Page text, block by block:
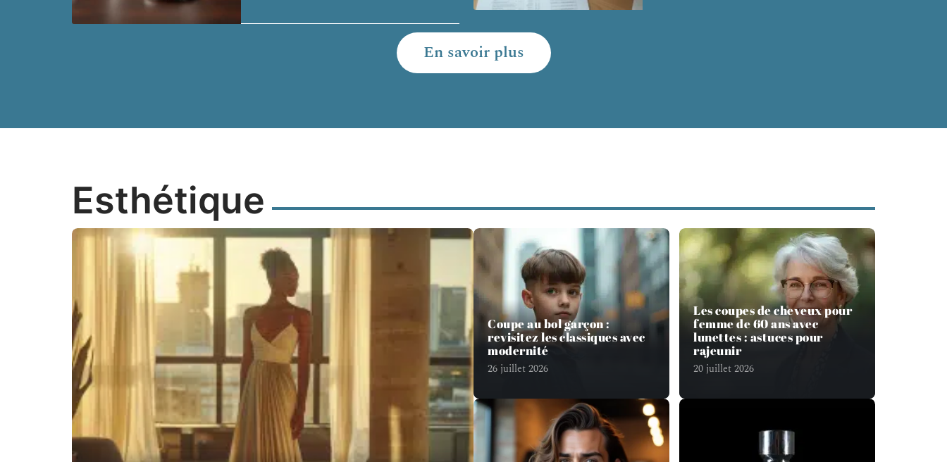
En savoir plus
Esthétique
Coupe au bol garçon :
revisitez les classiques avec
modernité
26 juillet 2026
Les coupes de cheveux pour
femme de 60 ans avec
lunettes : astuces pour
rajeunir
20 juillet 2026